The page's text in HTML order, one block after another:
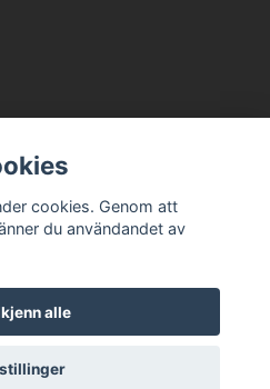
Westcon Cosplay
cookies. Genom att
du användandet av
alle